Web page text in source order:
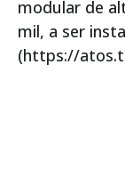
modular de
mil, a ser
(https://